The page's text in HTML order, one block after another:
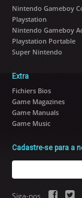
Nintendo Gameboy
Playstation
Nintendo Gameboy
Playstation Portable
Super Nintendo
Extra
Fichiers Bios
Game Magazines
Game Manuals
Game Music
Cadastre-se para a
Siga-nos